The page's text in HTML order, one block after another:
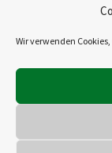
Wir verwenden
Laufenden mit
Jetzt laden
© 2026